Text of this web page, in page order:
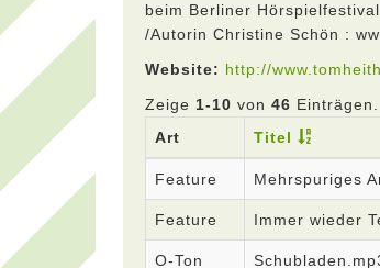
beim Berliner
/Autorin Christine Schön :
Website: http://
Zeige 1-10 von 46 Einträgen.
Art
Titel
Feature Mehrspuriges
Feature Immer wieder
O-Ton